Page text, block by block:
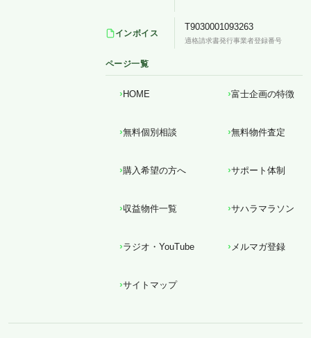
インボイス
T9030001093263
適格請求書発行事業者登録番号
ページ一覧
HOME 富士企画の特徴
無料個別相談 無料物件査定
購入希望の方へ サポート体制
収益物件一覧 サハラマラソン
ラジオ・YouTube メルマガ登録
サイトマップ